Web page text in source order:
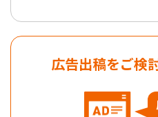
広告出稿をご検